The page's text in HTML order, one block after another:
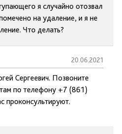
я случайно отозвал
на удаление, и я не
Что делать?
20.06.2021
Сергеевич. Позвоните
по телефону +7 (861)
проконсультируют.